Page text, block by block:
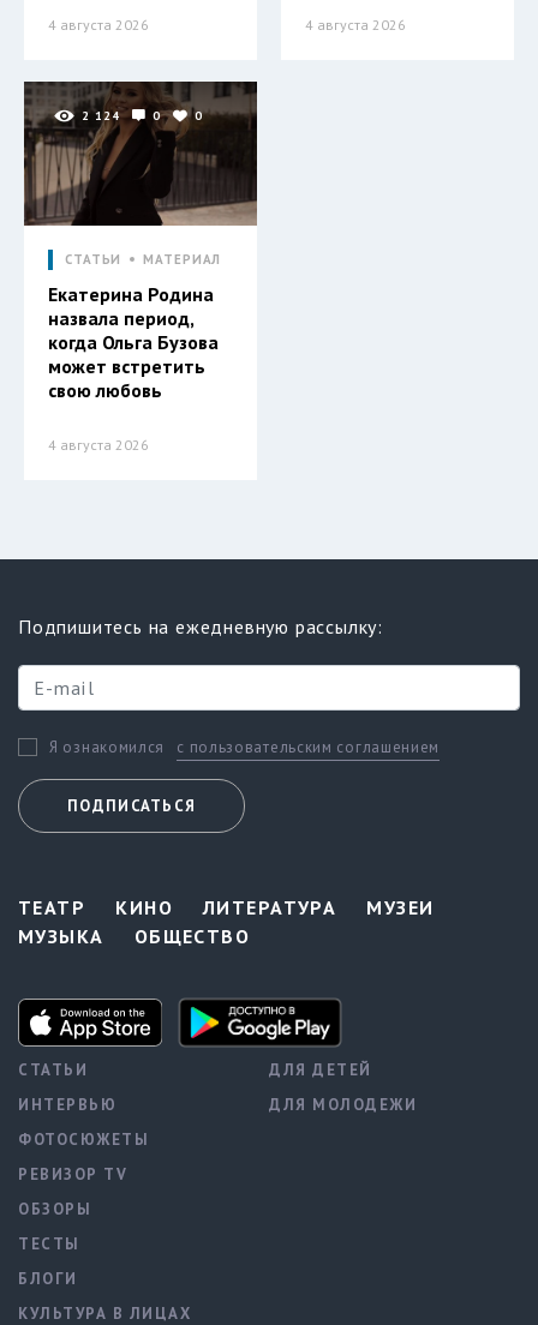
4 августа 2026 4 августа 2026
2 124 0 0
СТАТЬИ МАТЕРИАЛ
Екатерина Родина
назвала период,
когда Ольга Бузова
может встретить
свою любовь
4 августа 2026
Подпишитесь на ежедневную рассылку:
Я ознакомился с пользовательским соглашением
ПОДПИСАТЬСЯ
ТЕАТР КИНО ЛИТЕРАТУРА
МУЗЕИ
МУЗЫКА
ОБЩЕСТВО
СТАТЬИ
ИНТЕРВЬЮ
ФОТОСЮЖЕТЫ
РЕВИЗОР TV
ОБЗОРЫ
ТЕСТЫ
БЛОГИ
КУЛЬТУРА В ЛИЦАХ
ДЛЯ ДЕТЕЙ
ДЛЯ МОЛОДЕЖИ